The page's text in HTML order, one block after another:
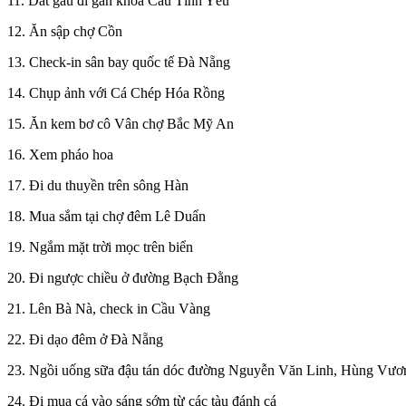
12. Ăn sập chợ Cồn
13. Check-in sân bay quốc tế Đà Nẵng
14. Chụp ảnh với Cá Chép Hóa Rồng
15. Ăn kem bơ cô Vân chợ Bắc Mỹ An
16. Xem pháo hoa
17. Đi du thuyền trên sông Hàn
18. Mua sắm tại chợ đêm Lê Duẩn
19. Ngắm mặt trời mọc trên biển
20. Đi ngược chiều ở đường Bạch Đằng
21. Lên Bà Nà, check in Cầu Vàng
22. Đi dạo đêm ở Đà Nẵng
23. Ngồi uống sữa đậu tán dóc đường Nguyễn Văn Linh, Hùng
24. Đi mua cá vào sáng sớm từ các tàu đánh cá